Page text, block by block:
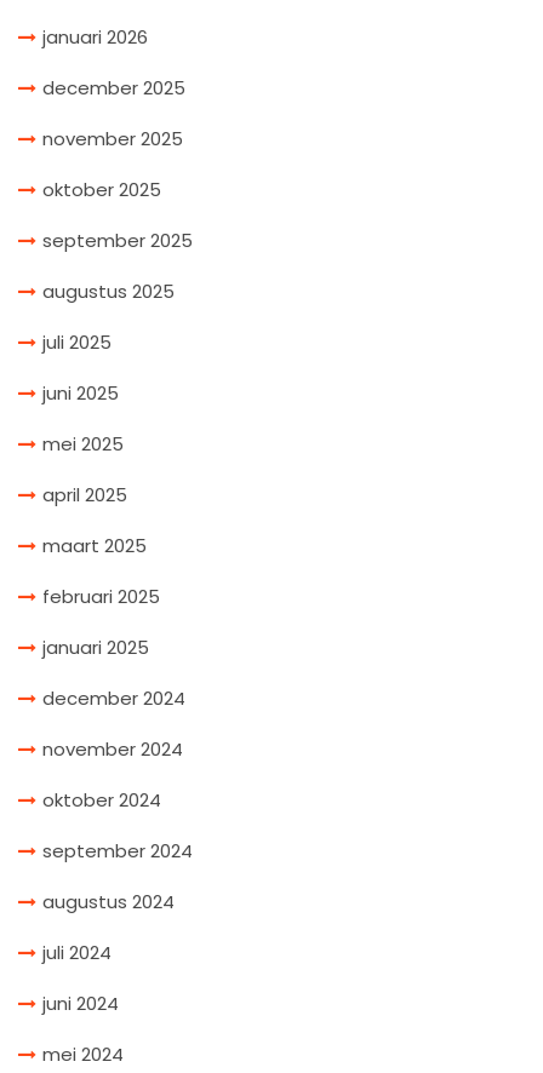
januari 2026
december 2025
november 2025
oktober 2025
september 2025
augustus 2025
juli 2025
juni 2025
mei 2025
april 2025
maart 2025
februari 2025
januari 2025
december 2024
november 2024
oktober 2024
september 2024
augustus 2024
juli 2024
juni 2024
mei 2024